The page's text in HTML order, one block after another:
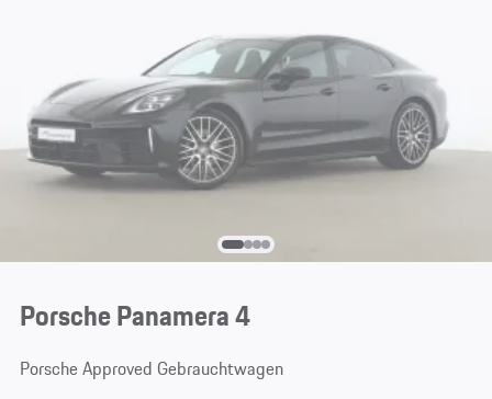
Porsche Panamera 4
Porsche Approved Gebrauchtwagen